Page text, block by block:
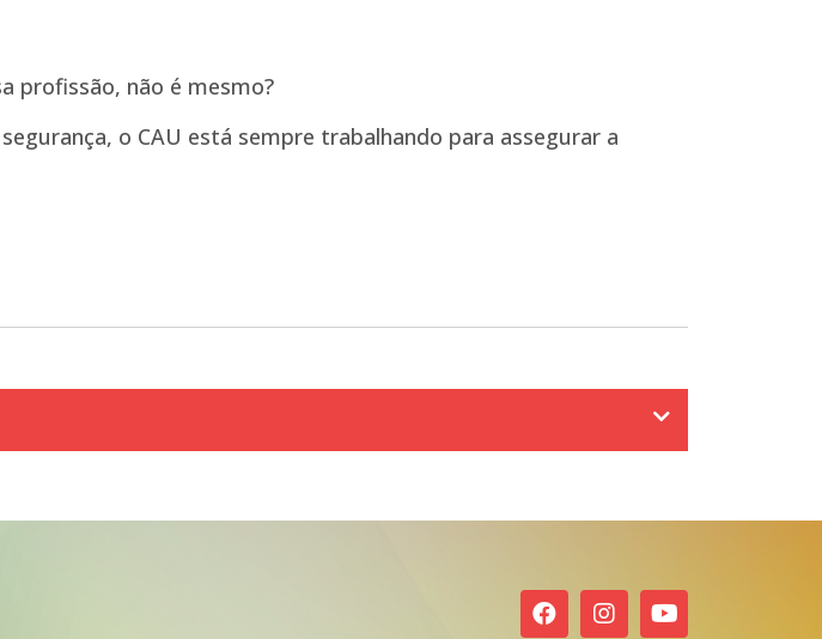
profissão, não é mesmo?
o CAU está sempre trabalhando para assegurar a